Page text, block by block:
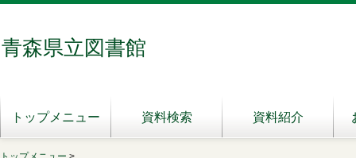
青森県立図書館
トップメニュー 資料検索 資料紹介